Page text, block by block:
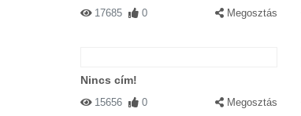
17685 0 Megosztás
Nincs cím!
15656 0 Megosztás